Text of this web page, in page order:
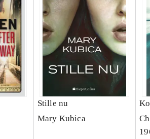
Stille nu
Mary Kubica